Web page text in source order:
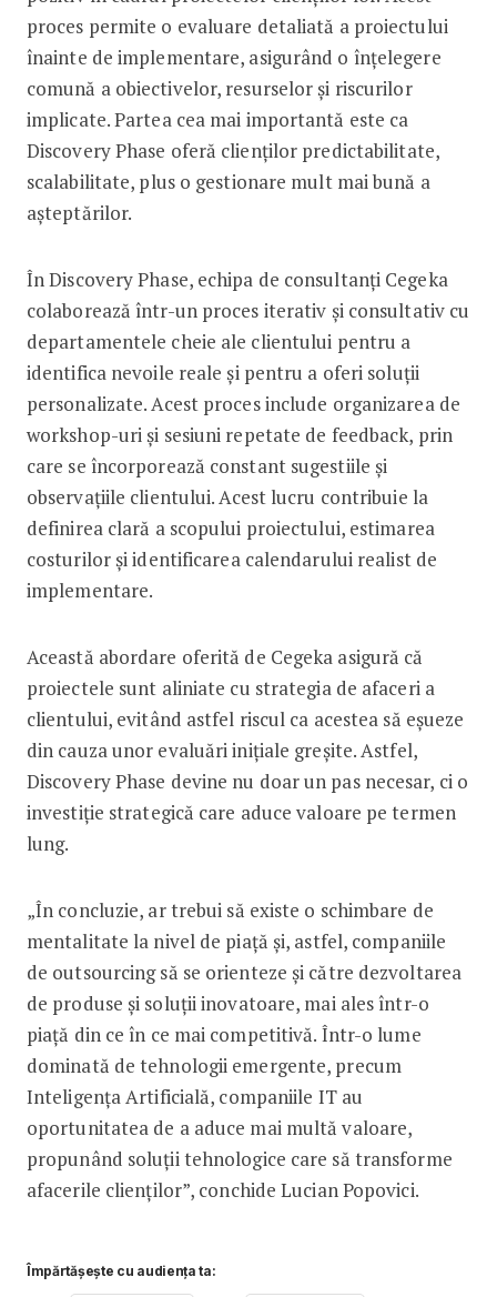
proces permite o evaluare detaliată a proiectului
înainte de implementare, asigurând o înțelegere
comună a obiectivelor, resurselor și riscurilor
implicate. Partea cea mai importantă este ca
Discovery Phase oferă clienților predictabilitate,
scalabilitate, plus o gestionare mult mai bună a
așteptărilor.
În Discovery Phase, echipa de consultanți Cegeka
colaborează într-un proces iterativ și consultativ cu
departamentele cheie ale clientului pentru a
identifica nevoile reale și pentru a oferi soluții
personalizate. Acest proces include organizarea de
workshop-uri și sesiuni repetate de feedback, prin
care se încorporează constant sugestiile și
observațiile clientului. Acest lucru contribuie la
definirea clară a scopului proiectului, estimarea
costurilor și identificarea calendarului realist de
implementare.
Această abordare oferită de Cegeka asigură că
proiectele sunt aliniate cu strategia de afaceri a
clientului, evitând astfel riscul ca acestea să eșueze
din cauza unor evaluări inițiale greșite. Astfel,
Discovery Phase devine nu doar un pas necesar, ci o
investiție strategică care aduce valoare pe termen
lung.
„În concluzie, ar trebui să existe o schimbare de
mentalitate la nivel de piață și, astfel, companiile
de outsourcing să se orienteze și către dezvoltarea
de produse și soluții inovatoare, mai ales într-o
piață din ce în ce mai competitivă. Într-o lume
dominată de tehnologii emergente, precum
Inteligența Artificială, companiile IT au
oportunitatea de a aduce mai multă valoare,
propunând soluții tehnologice care să transforme
afacerile clienților”, conchide Lucian Popovici.
Împărtășește cu audiența ta: